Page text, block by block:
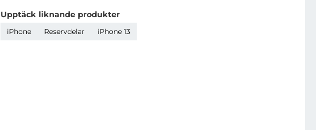
Upptäck liknande produkter
iPhone Reservdelar iPhone 13